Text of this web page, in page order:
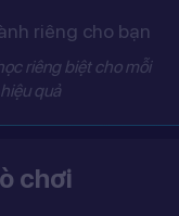
riêng cho bạn
riêng biệt cho mỗi
quả
chơi